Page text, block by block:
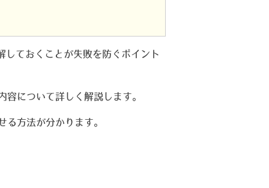
ておくことが失敗を防ぐポイント
について詳しく解説します。
方法が分かります。